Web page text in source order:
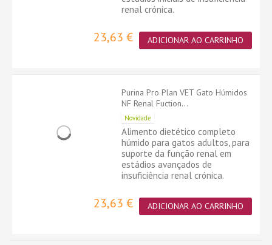
renal crónica.
23,63 € ADICIONAR AO CARRINHO
Purina Pro Plan VET Gato Húmidos
NF Renal Fuction...
Novidade
Alimento dietético completo
húmido para gatos adultos, para
suporte da função renal em
estádios avançados de
insuficiência renal crónica.
23,63 € ADICIONAR AO CARRINHO